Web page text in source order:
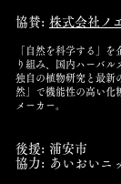
協賛: 株式会社ノ
「自然を科学する」
り組み、国内ハーバル
独自の植物研究と最新
然」で機能性の高い化
メーカー。
​後援: 浦安市
協力: あいおいニ